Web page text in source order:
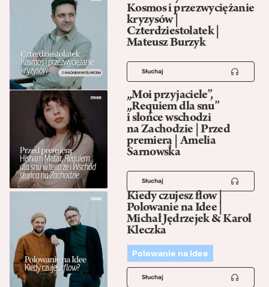
Kosmos i przezwyciężanie
kryzysów |
Czterdziestolatek |
Mateusz Burzyk
Słuchaj
„Moi przyjaciele”,
„Requiem dla snu”
i słońce wschodzi
na Zachodzie | Przed
premierą | Amelia
Sarnowska
Słuchaj
Kiedy czujesz flow |
Polowanie na Idee |
Michał Jędrzejek & Karol
Kleczka
Polowanie na Idee
Słuchaj